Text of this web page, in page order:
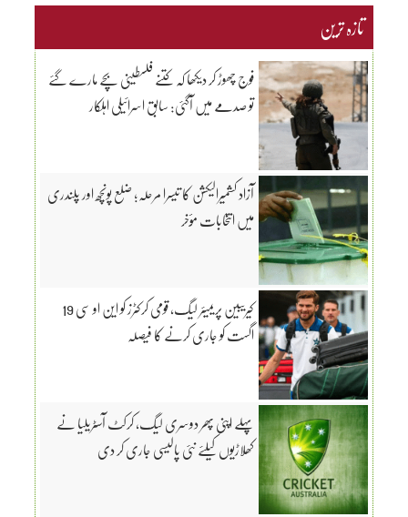
تازہ ترین
فوج چھوڑ کر دیکھا کہ کتنے فلسطینی بچے مارے گئے
تو صدمے میں آگئی: سابق اسرائیلی اہلکار
آزاد کشمیرالیکشن کا تیسرا مرحلہ؛ ضلع پونچھ اور پلندری
میں انتخابات مؤخر
کیریبین پریمیئر لیگ، قومی کرکٹرز کو این او سی 19
اگست کو جاری کرنے کا فیصلہ
پہلے اپنی پھر دوسری لیگ، کرکٹ آسٹریلیا نے
کھلاڑیوں کیلئے نئی پالیسی جاری کر دی